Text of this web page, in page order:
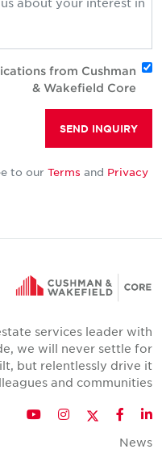
from Cushman
& Wakefield Core
SEND INQUIRY
to our Terms and Privacy
services leader with
we will never settle for
but relentlessly drive it
and communities.
LinkedIn
Facebook
Twitter
Instagram
News